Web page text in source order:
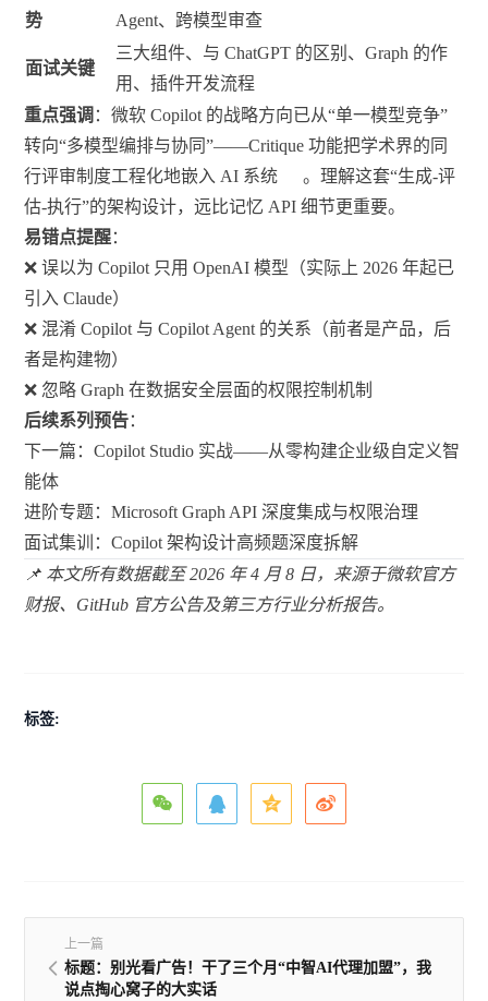
势 Agent、跨模型审查
面试关键
三大组件、与 ChatGPT 的区别、Graph 的作
用、插件开发流程
重点强调 ：微软 Copilot 的战略方向已从“单一模型竞争”
转向“多模型编排与协同”——Critique 功能把学术界的同
行评审制度工程化地嵌入 AI 系统
。理解这套“生成-评
估-执行”的架构设计，远比记忆 API 细节更重要。
易错点提醒：
❌ 误以为 Copilot 只用 OpenAI 模型（实际上 2026 年起已
引入 Claude）
❌ 混淆 Copilot 与 Copilot Agent 的关系（前者是产品，后
者是构建物）
❌ 忽略 Graph 在数据安全层面的权限控制机制
后续系列预告：
下一篇：Copilot Studio 实战——从零构建企业级自定义智
能体
进阶专题：Microsoft Graph API 深度集成与权限治理
面试集训：Copilot 架构设计高频题深度拆解
📌 本文所有数据截至 2026 年 4 月 8 日，来源于微软官方
财报、GitHub 官方公告及第三方行业分析报告。
标签:
上一篇
标题：别光看广告！干了三个月“中智AI代理加盟”，我
说点掏心窝子的大实话